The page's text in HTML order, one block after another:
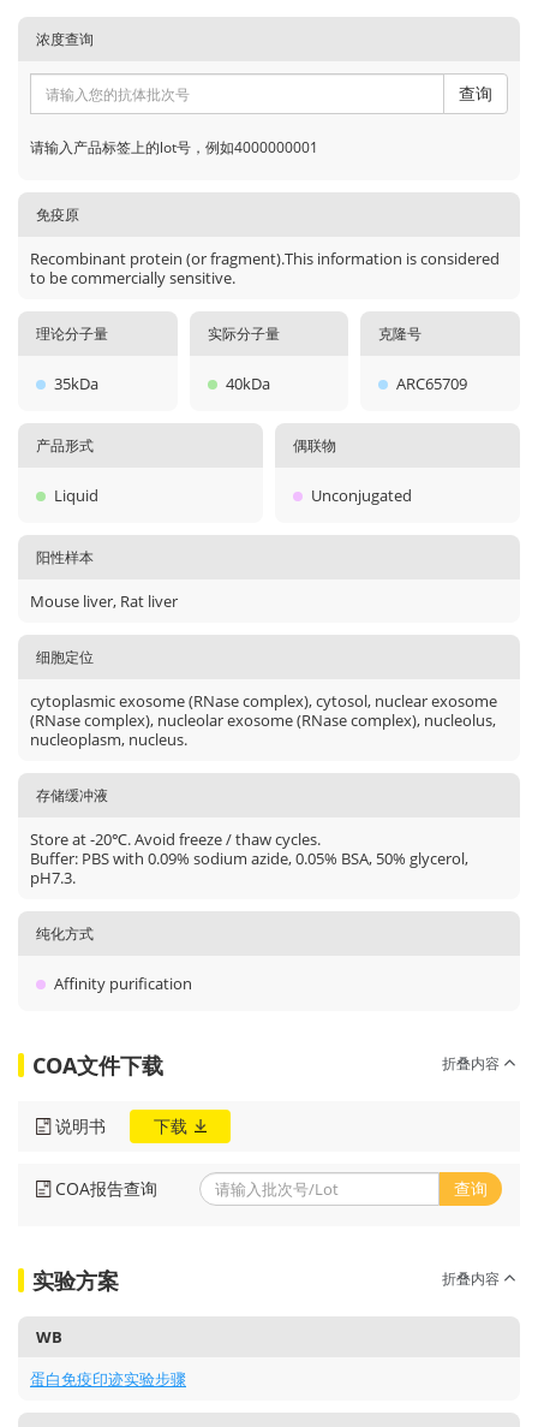
浓度查询
查询
请输入产品标签上的lot号，例如4000000001
免疫原
Recombinant protein (or fragment).This information is considered
to be commercially sensitive.
理论分子量
35kDa
实际分子量
40kDa
克隆号
ARC65709
产品形式
Liquid
偶联物
Unconjugated
阳性样本
Mouse liver, Rat liver
细胞定位
cytoplasmic exosome (RNase complex), cytosol, nuclear exosome
(RNase complex), nucleolar exosome (RNase complex), nucleolus,
nucleoplasm, nucleus.
存储缓冲液
Store at -20℃. Avoid freeze / thaw cycles.
Buffer: PBS with 0.09% sodium azide, 0.05% BSA, 50% glycerol,
pH7.3.
纯化方式
Affinity purification
COA文件下载 折叠内容
说明书 下载
COA报告查询 查询
实验方案 折叠内容
WB
蛋白免疫印迹实验步骤